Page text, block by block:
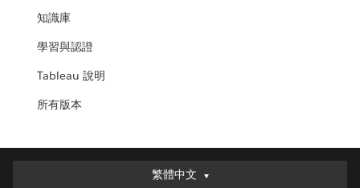
知識庫
學習與認證
Tableau 說明
所有版本
繁體中文
繁體中文